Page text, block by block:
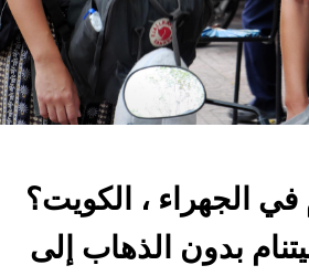
في الجهراء ، الكويت؟
بدون الذهاب إلى